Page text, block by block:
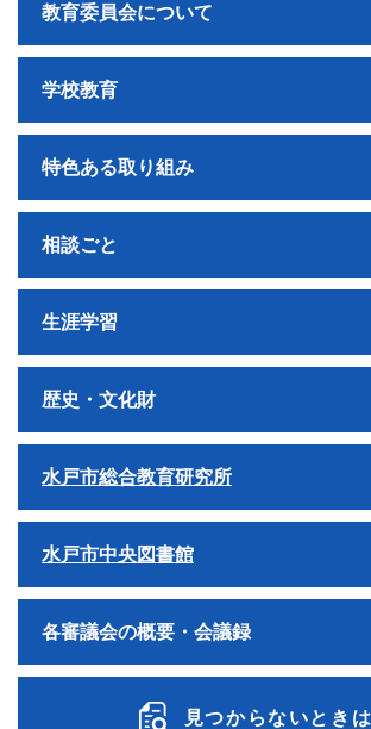
教育委員会について
学校教育
特色ある取り組み
相談ごと
生涯学習
歴史・文化財
水戸市総合教育研究所
水戸市中央図書館
各審議会の概要・会議録
見つからないときは